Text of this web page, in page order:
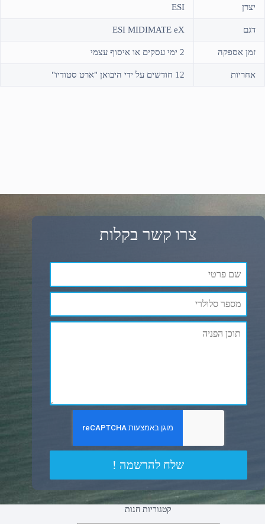
יצרן ESI
דגם ESI MIDIMATE eX
זמן אספקה 2 ימי עסקים או איסוף עצמי
אחריות 12 חודשים על ידי היבואן "ארט סטודיו"
צרו קשר בקלות
שלח להרשמה !
קטגוריות חנות